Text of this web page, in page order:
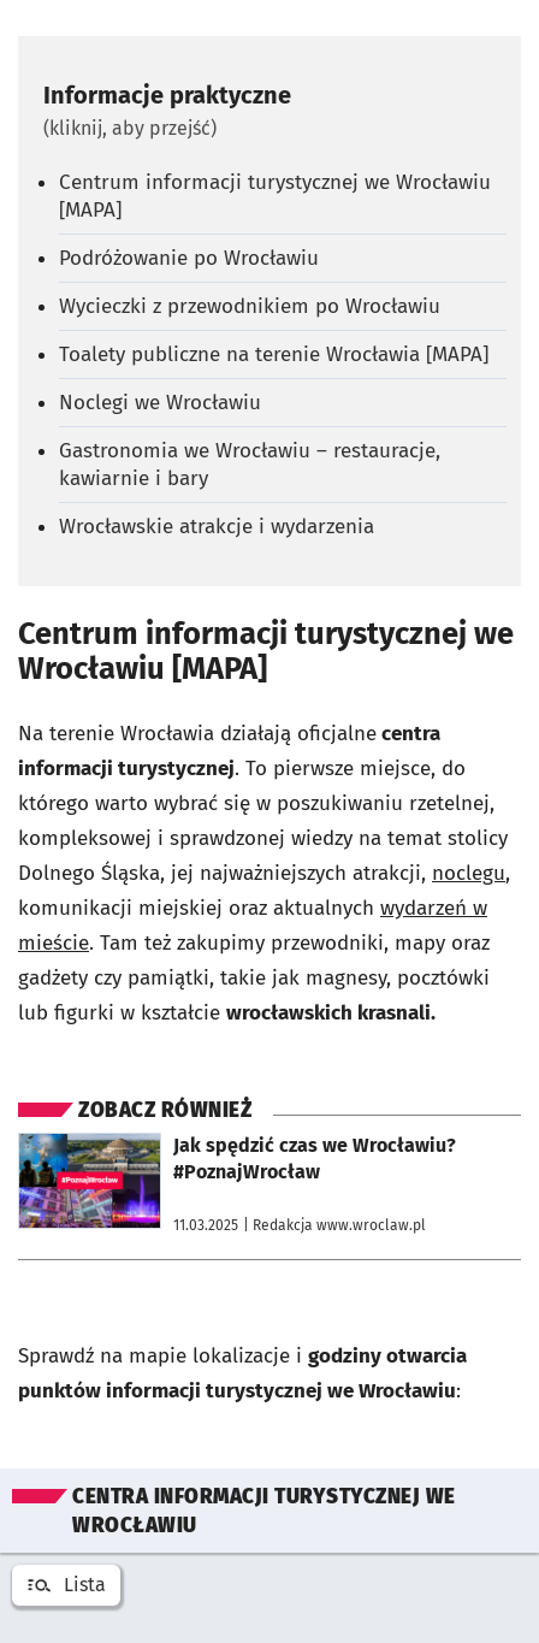
Informacje praktyczne
(kliknij, aby przejść)
Centrum informacji turystycznej we Wrocławiu
[MAPA]
Podróżowanie po Wrocławiu
Wycieczki z przewodnikiem po Wrocławiu
Toalety publiczne na terenie Wrocławia [MAPA]
Noclegi we Wrocławiu
Gastronomia we Wrocławiu – restauracje,
kawiarnie i bary
Wrocławskie atrakcje i wydarzenia
Centrum informacji turystycznej we
Wrocławiu [MAPA]
Na terenie Wrocławia działają oficjalnecentra
informacji turystycznej. To pierwsze miejsce, do
którego warto wybrać się w poszukiwaniu rzetelnej,
kompleksowej i sprawdzonej wiedzy na temat stolicy
Dolnego Śląska, jej najważniejszych atrakcji, noclegu,
komunikacji miejskiej oraz aktualnych wydarzeń w
mieście. Tam też zakupimy przewodniki, mapy oraz
gadżety czy pamiątki, takie jak magnesy, pocztówki
lub figurki w kształcie wrocławskich krasnali.
ZOBACZ RÓWNIEŻ
Jak spędzić czas we Wrocławiu?
#PoznajWrocław
11.03.2025 | Redakcja www.wroclaw.pl
otworzy się w nowej karcie
Sprawdź na mapie lokalizacje i godziny otwarcia
punktów informacji turystycznej we Wrocławiu:
CENTRA INFORMACJI TURYSTYCZNEJ WE
WROCŁAWIU
Otwórz listę miejsć
Lista